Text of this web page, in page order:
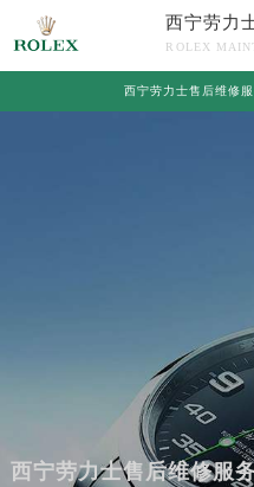
西宁劳力
ROLEX
西宁劳力士售后维修
西宁劳力士售后维修服